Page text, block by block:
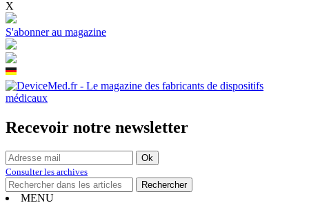
X
S'abonner au magazine
Recevoir notre newsletter
Consulter les archives
MENU